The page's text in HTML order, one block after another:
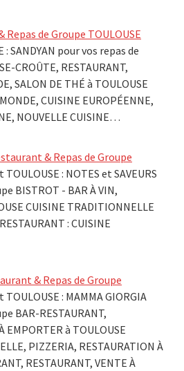
Repas de Groupe TOULOUSE
SANDYAN pour vos repas de
CROÛTE, RESTAURANT,
SALON DE THÉ à TOULOUSE
CUISINE EUROPÉENNE,
NOUVELLE CUISINE…
& Repas de Groupe
: NOTES et SAVEURS
BISTROT - BAR À VIN,
CUISINE TRADITIONNELLE
: CUISINE
& Repas de Groupe
: MAMMA GIORGIA
BAR-RESTAURANT,
EMPORTER à TOULOUSE
PIZZERIA, RESTAURATION À
RESTAURANT, VENTE À